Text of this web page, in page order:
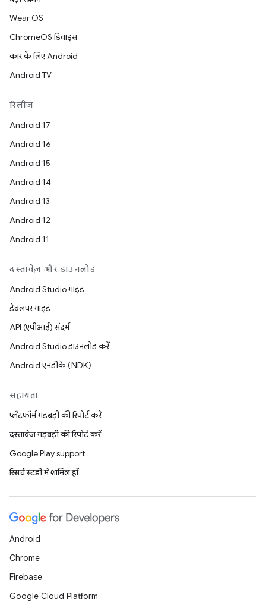
Wear OS
ChromeOS डिवाइस
कार के लिए Android
Android TV
रिलीज़
Android 17
Android 16
Android 15
Android 14
Android 13
Android 12
Android 11
दस्तावेज़ और डाउनलोड
Android Studio गाइड
डेवलपर गाइड
API (एपीआई) संदर्भ
Android Studio डाउनलोड करें
Android एनडीके (NDK)
सहायता
प्लैटफ़ॉर्म गड़बड़ी की रिपोर्ट करें
दस्तावेज़ गड़बड़ी की रिपोर्ट करें
Google Play support
रिसर्च स्टडी में शामिल हों
Android
Chrome
Firebase
Google Cloud Platform